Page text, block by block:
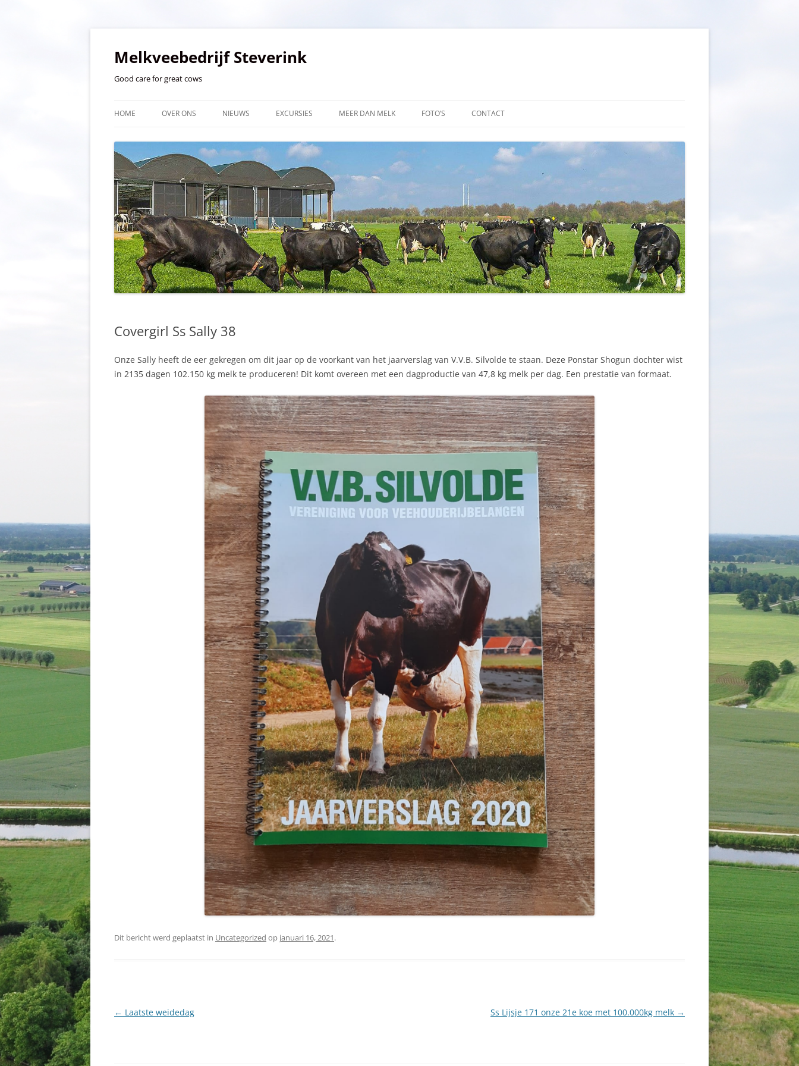
inhoud
Melkveebedrijf Steverink
Good care for great cows
HOME OVER ONS NIEUWS EXCURSIES MEER DAN MELK FOTO’S CONTACT
Covergirl Ss Sally 38
Onze Sally heeft de eer gekregen om dit jaar op de voorkant van het jaarverslag van V.V.B. Silvolde te staan. Deze Ponstar Shogun dochter wist
in 2135 dagen 102.150 kg melk te produceren! Dit komt overeen met een dagproductie van 47,8 kg melk per dag. Een prestatie van formaat.
Dit bericht werd geplaatst in Uncategorized op januari 16, 2021.
Berichtnavigatie
← Laatste weidedag Ss Lijsje 171 onze 21e koe met 100.000kg melk →